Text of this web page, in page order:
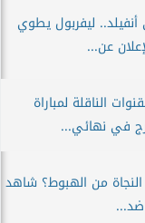
ليفربول يطوي
عن...
الناقلة لمباراة
في نهائي...
من الهبوط؟ شاهد
ضد...